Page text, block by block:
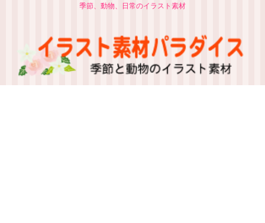
季節、動物、日常のイラスト素材